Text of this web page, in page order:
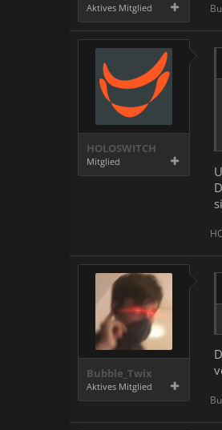
Aktives Mitglied
HOLOSWITCH
Mitglied
Bubble_Twix
Aktives Mitglied